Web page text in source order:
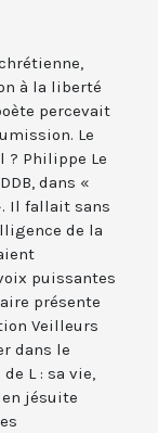
à la liberté
percevait
Le
Philippe Le
dans «
Il fallait sans
de la
puissantes
présente
Veilleurs
dans le
L : sa vie,
jésuite